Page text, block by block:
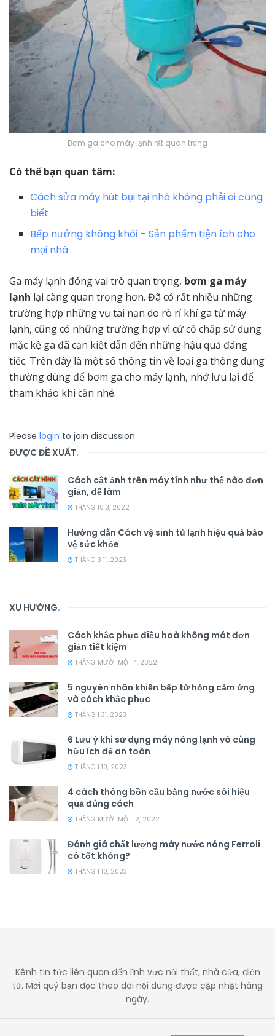
Bơm ga cho máy lạnh rất quan trọng
Có thể bạn quan tâm:
Cách sửa máy hút bụi tại nhà không phải ai cũng
biết
Bếp nướng không khói – Sản phẩm tiện ích cho
mọi nhà
Ga máy lạnh đóng vai trò quan trọng, bơm ga máy
lạnh lại càng quan trọng hơn. Đã có rất nhiều những
trường hợp những vụ tai nạn do rò rỉ khí ga từ máy
lạnh, cũng có những trường hợp vì cứ cố chấp sử dụng
mặc kệ ga đã cạn kiệt dẫn đến những hậu quả đáng
tiếc. Trên đây là một số thông tin về loại ga thông dụng
thường dùng để bơm ga cho máy lạnh, nhớ lưu lại để
tham khảo khi cần nhé.
Please login to join discussion
ĐƯỢC ĐỀ XUẤT.
Cách cắt ảnh trên máy tính như thế nào đơn
giản, dễ làm
THÁNG 10 3, 2022
Hướng dẫn Cách vệ sinh tủ lạnh hiệu quả bảo
vệ sức khỏe
THÁNG 3 11, 2023
XU HƯỚNG.
Cách khắc phục điều hoà không mát đơn
giản tiết kiệm
THÁNG MƯỜI MỘT 4, 2022
5 nguyên nhân khiến bếp từ hỏng cảm ứng
và cách khắc phục
THÁNG 1 31, 2023
6 Lưu ý khi sử dụng máy nóng lạnh vô cùng
hữu ích để an toàn
THÁNG 1 10, 2023
4 cách thông bồn cầu bằng nước sôi hiệu
quả đúng cách
THÁNG MƯỜI MỘT 12, 2022
Đánh giá chất lượng máy nước nóng Ferroli
có tốt không?
THÁNG 1 10, 2023
Kênh tin tức liên quan đến lĩnh vực nội thất, nhà cửa, điện
tử. Mời quý bạn đọc theo dõi nội dung được cập nhật hàng
ngày.